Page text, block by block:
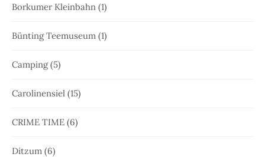
Borkumer Kleinbahn (1)
Bünting Teemuseum (1)
Camping(5)
Carolinensiel (15)
CRIME TIME (6)
Ditzum (6)